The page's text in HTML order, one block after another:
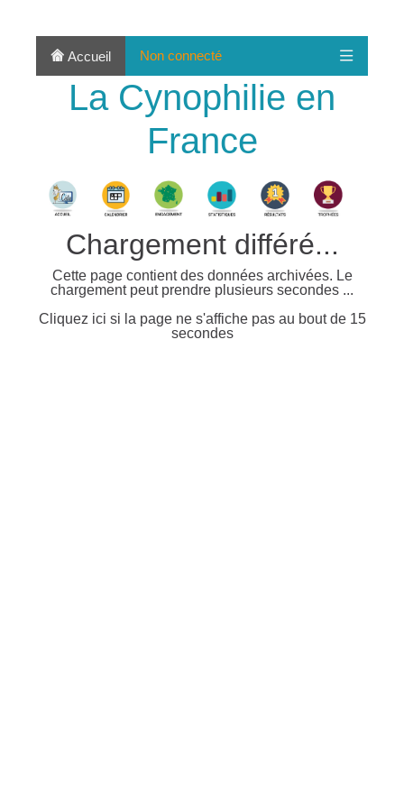
Accueil Non connecté
La Cynophilie en
France
Chargement différé...
Cette page contient des données archivées. Le
chargement peut prendre plusieurs secondes ...
Cliquez ici si la page ne s'affiche pas au bout de 15
secondes